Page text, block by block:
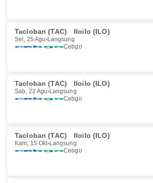
Tacloban (TAC) Iloilo (ILO)
Sel, 25 Agu Langsung
Cebgo
Tacloban (TAC) Iloilo (ILO)
Sab, 22 Agu Langsung
Cebgo
Tacloban (TAC) Iloilo (ILO)
Kam, 15 Okt Langsung
Cebgo